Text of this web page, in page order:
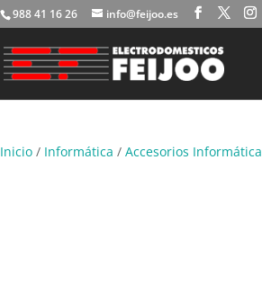
988 41 16 26 info@feijoo.es
Inicio / Informática /Accesorios Informática